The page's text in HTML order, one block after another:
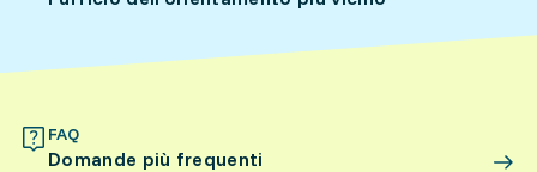
FAQ
Domande più frequenti